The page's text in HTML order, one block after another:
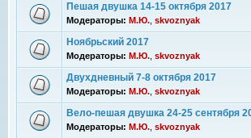
Пешая двушка 14-15 октября 2017
Модераторы: М.Ю. skvoznyak
Ноябрьский 2017
Модераторы: М.Ю. skvoznyak
Двухдневный 7-8 октября 2017
Модераторы: М.Ю. skvoznyak
Вело-пешая двушка 24-25 сентября
Модераторы: М.Ю. skvoznyak